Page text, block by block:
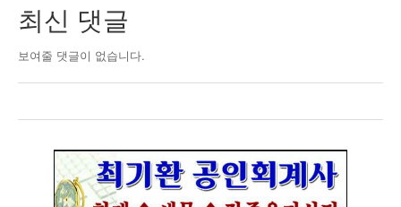
최신 댓글
보여줄 댓글이 없습니다.